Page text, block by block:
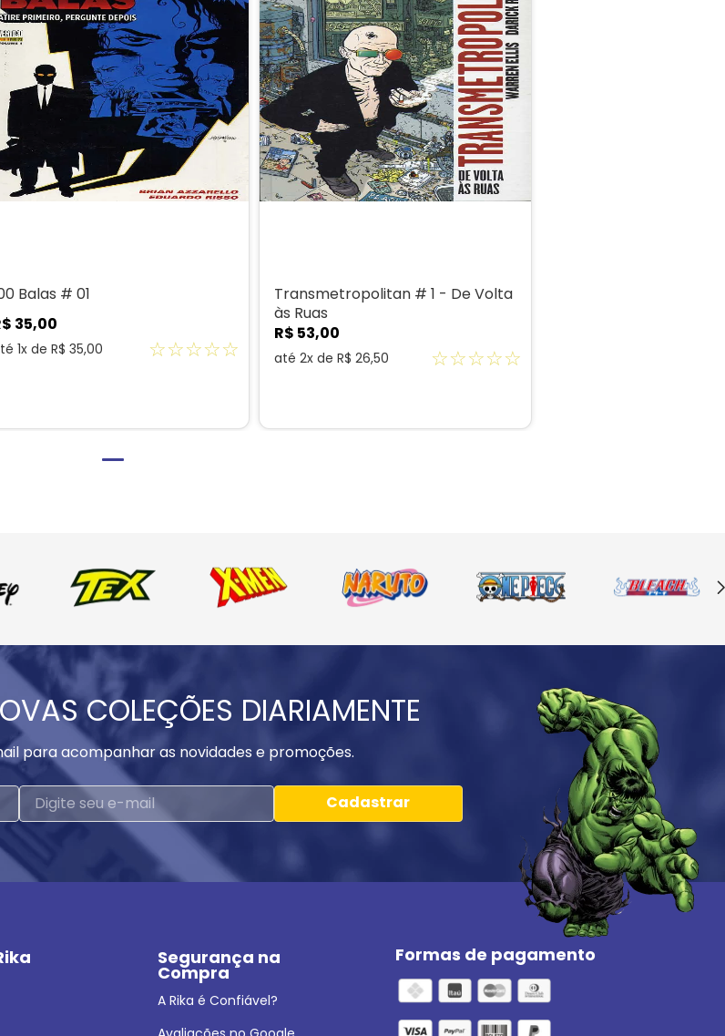
Balas # 01
35,00
1x de R$ 35,00 ☆☆☆☆☆
Transmetropolitan # 1 - De Volta
às Ruas
R$ 53,00
até 2x de R$ 26,50 ☆☆☆☆☆
COLEÇÕES DIARIAMENTE
para acompanhar as novidades e promoções.
Cadastrar
Segurança na
Compra
A Rika é Confiável?
Formas de pagamento